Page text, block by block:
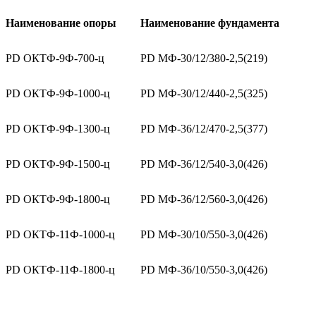
Наименование опоры Наименование фундамента
PD ОКТФ-9Ф-700-ц PD МФ-30/12/380-2,5(219)
PD ОКТФ-9Ф-1000-ц PD МФ-30/12/440-2,5(325)
PD ОКТФ-9Ф-1300-ц PD МФ-36/12/470-2,5(377)
PD ОКТФ-9Ф-1500-ц PD МФ-36/12/540-3,0(426)
PD ОКТФ-9Ф-1800-ц PD МФ-36/12/560-3,0(426)
PD ОКТФ-11Ф-1000-ц PD МФ-30/10/550-3,0(426)
PD ОКТФ-11Ф-1800-ц PD МФ-36/10/550-3,0(426)